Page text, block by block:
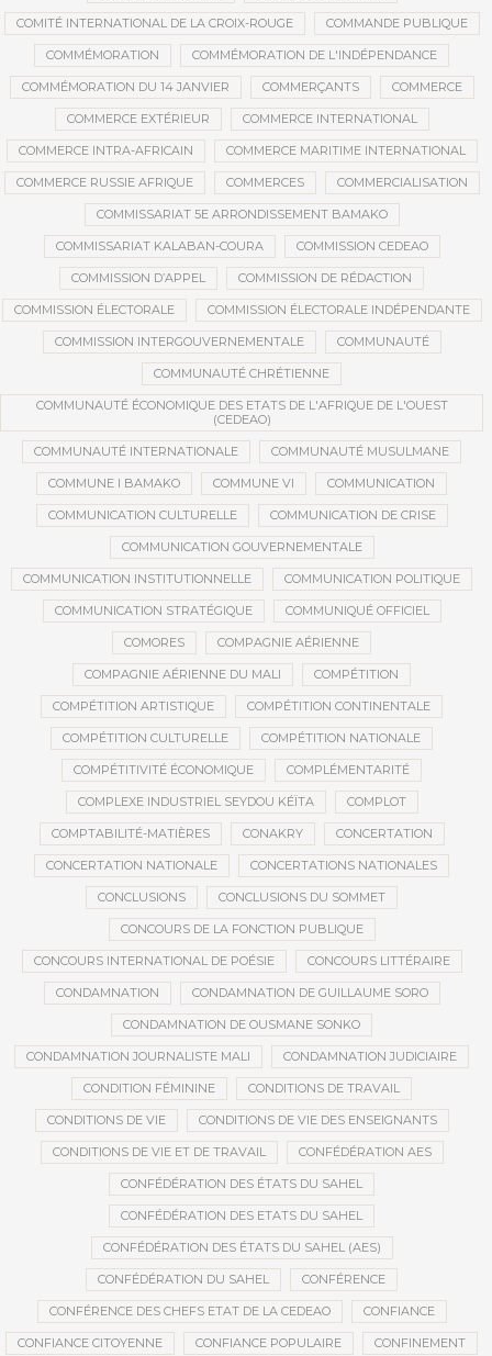
COMITÉ INTERNATIONAL DE LA CROIX-ROUGE COMMANDE PUBLIQUE
COMMÉMORATION COMMÉMORATION DE L'INDÉPENDANCE
COMMÉMORATION DU 14 JANVIER COMMERÇANTS COMMERCE
COMMERCE EXTÉRIEUR COMMERCE INTERNATIONAL
COMMERCE INTRA-AFRICAIN COMMERCE MARITIME INTERNATIONAL
COMMERCE RUSSIE AFRIQUE COMMERCES COMMERCIALISATION
COMMISSARIAT 5E ARRONDISSEMENT BAMAKO
COMMISSARIAT KALABAN-COURA COMMISSION CEDEAO
COMMISSION D’APPEL COMMISSION DE RÉDACTION
COMMISSION ÉLECTORALE COMMISSION ÉLECTORALE INDÉPENDANTE
COMMISSION INTERGOUVERNEMENTALE COMMUNAUTÉ
COMMUNAUTÉ CHRÉTIENNE
COMMUNAUTÉ ÉCONOMIQUE DES ETATS DE L'AFRIQUE DE L'OUEST
(CEDEAO)
COMMUNAUTÉ INTERNATIONALE COMMUNAUTÉ MUSULMANE
COMMUNE I BAMAKO COMMUNE VI COMMUNICATION
COMMUNICATION CULTURELLE COMMUNICATION DE CRISE
COMMUNICATION GOUVERNEMENTALE
COMMUNICATION INSTITUTIONNELLE COMMUNICATION POLITIQUE
COMMUNICATION STRATÉGIQUE COMMUNIQUÉ OFFICIEL
COMORES COMPAGNIE AÉRIENNE
COMPAGNIE AÉRIENNE DU MALI COMPÉTITION
COMPÉTITION ARTISTIQUE COMPÉTITION CONTINENTALE
COMPÉTITION CULTURELLE COMPÉTITION NATIONALE
COMPÉTITIVITÉ ÉCONOMIQUE COMPLÉMENTARITÉ
COMPLEXE INDUSTRIEL SEYDOU KÉÏTA COMPLOT
COMPTABILITÉ-MATIÈRES CONAKRY CONCERTATION
CONCERTATION NATIONALE CONCERTATIONS NATIONALES
CONCLUSIONS CONCLUSIONS DU SOMMET
CONCOURS DE LA FONCTION PUBLIQUE
CONCOURS INTERNATIONAL DE POÉSIE CONCOURS LITTÉRAIRE
CONDAMNATION CONDAMNATION DE GUILLAUME SORO
CONDAMNATION DE OUSMANE SONKO
CONDAMNATION JOURNALISTE MALI CONDAMNATION JUDICIAIRE
CONDITION FÉMININE CONDITIONS DE TRAVAIL
CONDITIONS DE VIE CONDITIONS DE VIE DES ENSEIGNANTS
CONDITIONS DE VIE ET DE TRAVAIL CONFÉDÉRATION AES
CONFÉDÉRATION DES ÉTATS DU SAHEL
CONFÉDÉRATION DES ETATS DU SAHEL
CONFÉDÉRATION DES ÉTATS DU SAHEL (AES)
CONFÉDÉRATION DU SAHEL CONFÉRENCE
CONFÉRENCE DES CHEFS ETAT DE LA CEDEAO CONFIANCE
CONFIANCE CITOYENNE CONFIANCE POPULAIRE CONFINEMENT